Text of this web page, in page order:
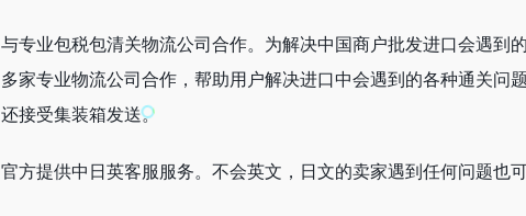
与专业包税包清关物流公司合作。为解决中国商户批发进口会遇到
多家专业物流公司合作，帮助用户解决进口中会遇到的各种通关问
还接受集装箱发送。
官方提供中日英客服服务。不会英文，日文的卖家遇到任何问题也